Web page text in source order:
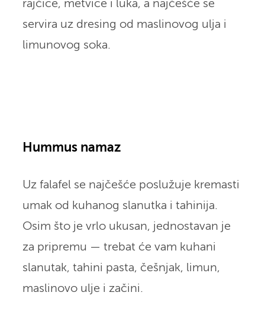
rajčice, metvice i luka, a najčešće se
servira uz dresing od maslinovog ulja i
limunovog soka.
Hummus namaz
Uz falafel se najčešće poslužuje kremasti
umak od kuhanog slanutka i tahinija.
Osim što je vrlo ukusan, jednostavan je
za pripremu — trebat će vam kuhani
slanutak, tahini pasta, češnjak, limun,
maslinovo ulje i začini.